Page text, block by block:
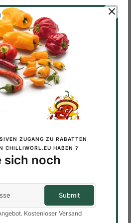
ZUGANG ZU RABATTEN
CHILLIWORL.EU HABEN ?
sich noch
Kostenloser Versand
CHILI
48 PRODUKTE
– Frische
Schokoladenbraun
– Frische
Schokoladenbraun
– Frische
ARTIKELNUMMER:206